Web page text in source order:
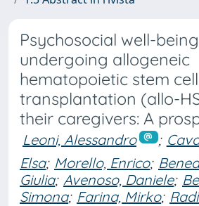
Psychosocial well-
undergoing allogeneic
hematopoietic stem cell
transplantation (allo-
their caregivers: A
Leoni, Alessandro ;
Elsa; Morello, Enrico;
Giulia; Avenoso, Daniele;
Simona; Farina, Mirko;